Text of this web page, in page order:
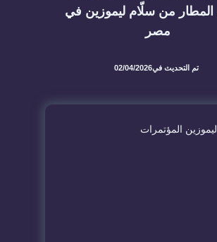
من سلّام ليموزين في
مصر
تم التحديث في02/04/2026